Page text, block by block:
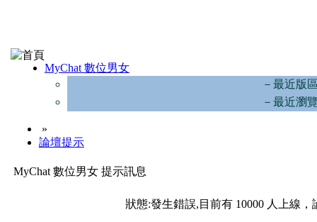
MyChat 數位男女
－最近版
－最近瀏
»
論壇提示
MyChat 數位男女 提示訊息
狀態:發生錯誤,目前有 10000 人上線